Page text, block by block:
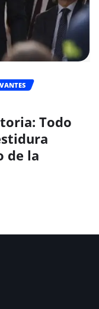
Todo
de la